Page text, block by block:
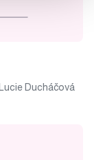
Lucie Ducháčová